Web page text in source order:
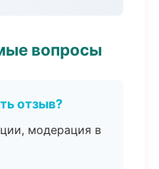
вопросы
отзыв?
модерация в